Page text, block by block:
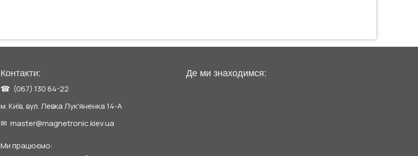
Контакти:
☎ (067) 130 64-22
м. Київ, вул. Левка Лук'яненка 14-А
✉ master@magnetronic.kiev.ua
Ми працюємо:
Де ми знаходимся: